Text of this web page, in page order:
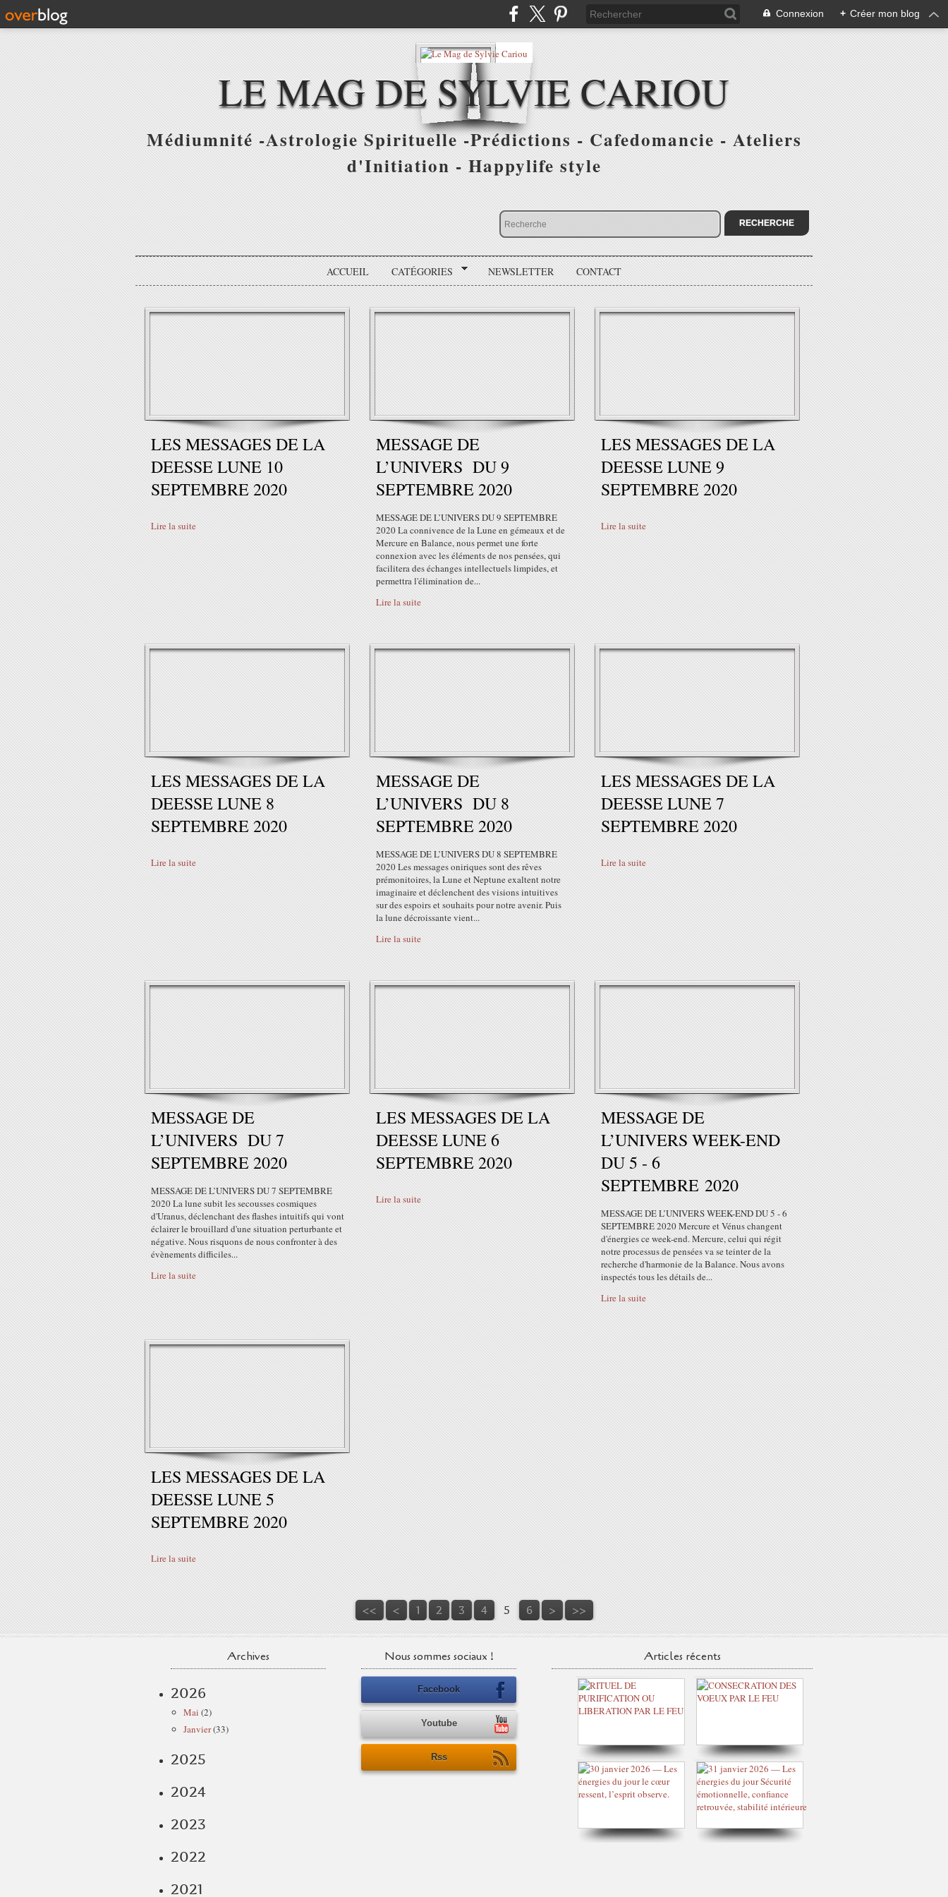
Connexion + Créer mon blog
LE MAG DE SYLVIE CARIOU
Médiumnité -Astrologie Spirituelle -Prédictions - Cafedomancie - Ateliers
d'Initiation - Happylife style
ACCUEIL CATÉGORIES NEWSLETTER CONTACT
LES MESSAGES DE LA
DEESSE LUNE 10
SEPTEMBRE 2020
Lire la suite
MESSAGE DE
L’UNIVERS DU 9
SEPTEMBRE 2020
MESSAGE DE L’UNIVERS DU 9 SEPTEMBRE
2020 La connivence de la Lune en gémeaux et de
Mercure en Balance, nous permet une forte
connexion avec les éléments de nos pensées, qui
facilitera des échanges intellectuels limpides, et
permettra l'élimination de...
Lire la suite
LES MESSAGES DE LA
DEESSE LUNE 9
SEPTEMBRE 2020
Lire la suite
LES MESSAGES DE LA
DEESSE LUNE 8
SEPTEMBRE 2020
Lire la suite
MESSAGE DE
L’UNIVERS DU 8
SEPTEMBRE 2020
MESSAGE DE L’UNIVERS DU 8 SEPTEMBRE
2020 Les messages oniriques sont des rêves
prémonitoires, la Lune et Neptune exaltent notre
imaginaire et déclenchent des visions intuitives
sur des espoirs et souhaits pour notre avenir. Puis
la lune décroissante vient...
Lire la suite
LES MESSAGES DE LA
DEESSE LUNE 7
SEPTEMBRE 2020
Lire la suite
MESSAGE DE
L’UNIVERS DU 7
SEPTEMBRE 2020
MESSAGE DE L’UNIVERS DU 7 SEPTEMBRE
2020 La lune subit les secousses cosmiques
d'Uranus, déclenchant des flashes intuitifs qui vont
éclairer le brouillard d'une situation perturbante et
négative. Nous risquons de nous confronter à des
évènements difficiles...
Lire la suite
LES MESSAGES DE LA
DEESSE LUNE 6
SEPTEMBRE 2020
Lire la suite
MESSAGE DE
L’UNIVERS WEEK-END
DU 5 - 6
SEPTEMBRE 2020
MESSAGE DE L’UNIVERS WEEK-END DU 5 - 6
SEPTEMBRE 2020 Mercure et Vénus changent
d'énergies ce week-end. Mercure, celui qui régit
notre processus de pensées va se teinter de la
recherche d'harmonie de la Balance. Nous avons
inspectés tous les détails de...
Lire la suite
LES MESSAGES DE LA
DEESSE LUNE 5
SEPTEMBRE 2020
Lire la suite
<< < 1 2 3 4 5 6 > >>
Archives
2026
Mai (2)
Janvier(33)
2025
2024
2023
2022
2021
Nous sommes sociaux !
Facebook
Youtube
Rss
Articles récents